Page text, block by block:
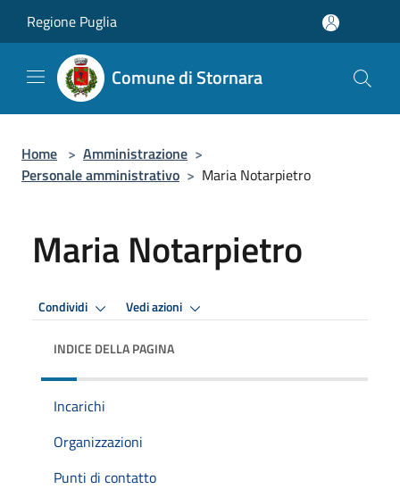
Regione Puglia
Comune di Stornara
Home > Amministrazione >
Personale amministrativo > Maria Notarpietro
Maria Notarpietro
Condividi Vedi azioni
INDICE DELLA PAGINA
Incarichi
Organizzazioni
Punti di contatto